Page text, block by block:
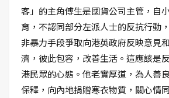
客」的主角傅生是國貨公司主管，自
育，不認同部分左派人士的反抗行動
非暴力手段爭取向港英政府反映意見
濟，彼此包容，改善生活。這應該是
港民眾的心態。他老實厚道，為人善
保釋，向內地捐贈寒衣物質，關心情